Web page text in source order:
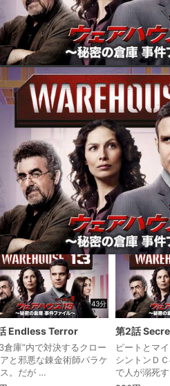
得なパック一覧
お得
ウェアハウス13/WAREHOUSE13 シ
作品の各話一覧
43分
Endless Terror
倉庫”内で対決するクロー
と邪悪な錬金術師パラケ
。だが …
第2話
ピートとマ
シントンＤ
で人が溺死